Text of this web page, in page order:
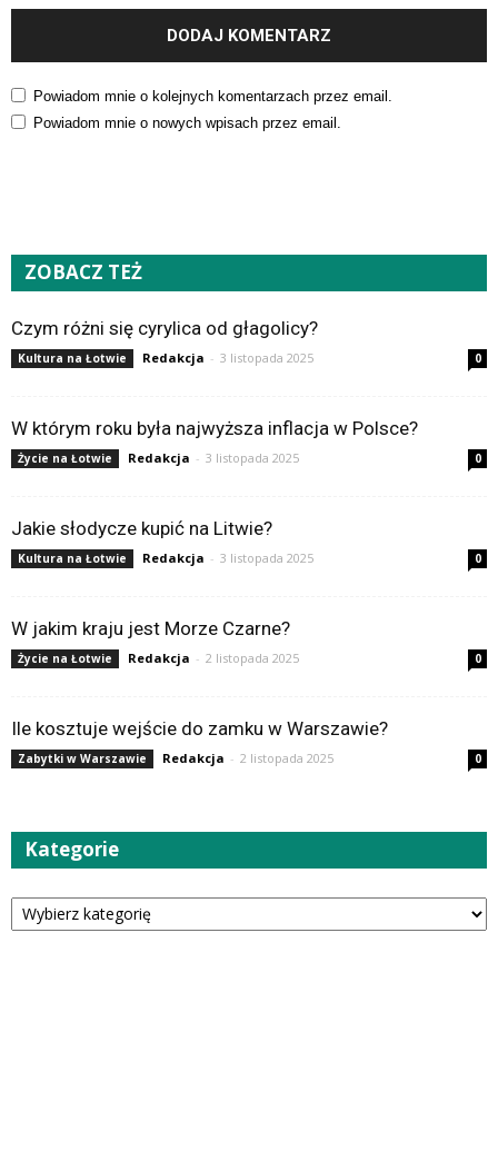
Powiadom mnie o kolejnych komentarzach przez email.
Powiadom mnie o nowych wpisach przez email.
ZOBACZ TEŻ
Czym różni się cyrylica od głagolicy?
Kultura na Łotwie Redakcja - 3 listopada 2025 0
W którym roku była najwyższa inflacja w Polsce?
Życie na Łotwie Redakcja - 3 listopada 2025 0
Jakie słodycze kupić na Litwie?
Kultura na Łotwie Redakcja - 3 listopada 2025 0
W jakim kraju jest Morze Czarne?
Życie na Łotwie Redakcja - 2 listopada 2025 0
Ile kosztuje wejście do zamku w Warszawie?
Zabytki w Warszawie Redakcja - 2 listopada 2025 0
Kategorie
Kategorie